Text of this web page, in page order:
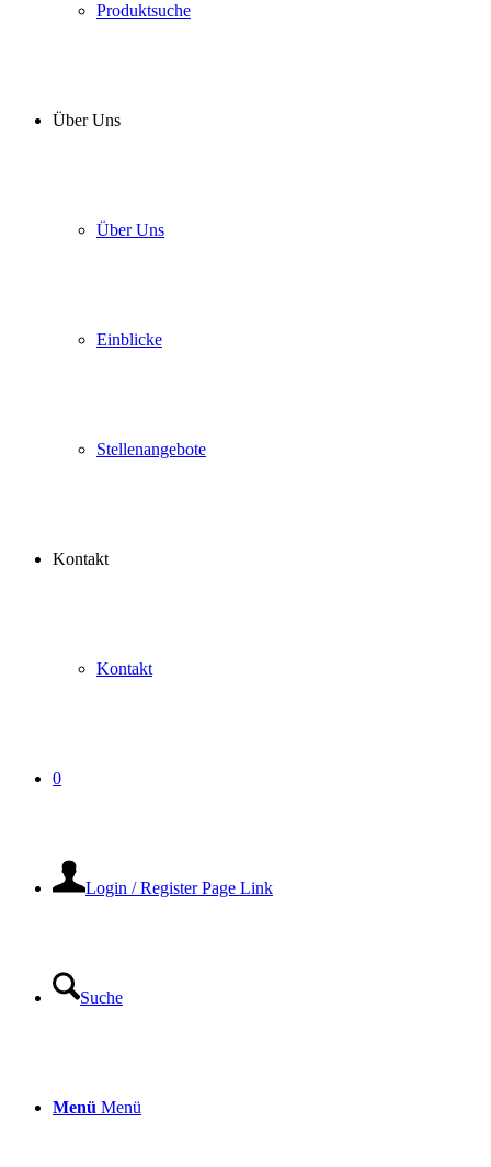
Produktsuche
Über Uns
Über Uns
Einblicke
Stellenangebote
Kontakt
Kontakt
0
Login / Register Page Link
Suche
Menü Menü